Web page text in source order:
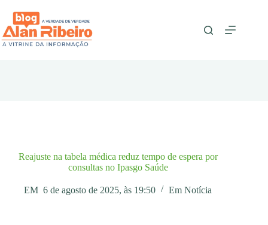
para
conteúdo
Reajuste na tabela médica reduz tempo de espera por
consultas no Ipasgo Saúde
EM 6 de agosto de 2025, às 19:50 Em Notícia